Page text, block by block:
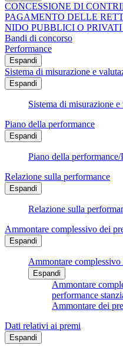
CONCESSIONE DI
PAGAMENTO DELLE
NIDO PUBBLICI O
Bandi di concorso
Performance
Espandi
Sistema di misurazione e
Espandi
Sistema di misurazione
Piano della performance
Espandi
Piano della
Relazione sulla performance
Espandi
Relazione sulla
Ammontare complessivo dei
Espandi
Ammontare
Espandi
Ammontare
performance
Ammontare dei
Dati relativi ai premi
Espandi